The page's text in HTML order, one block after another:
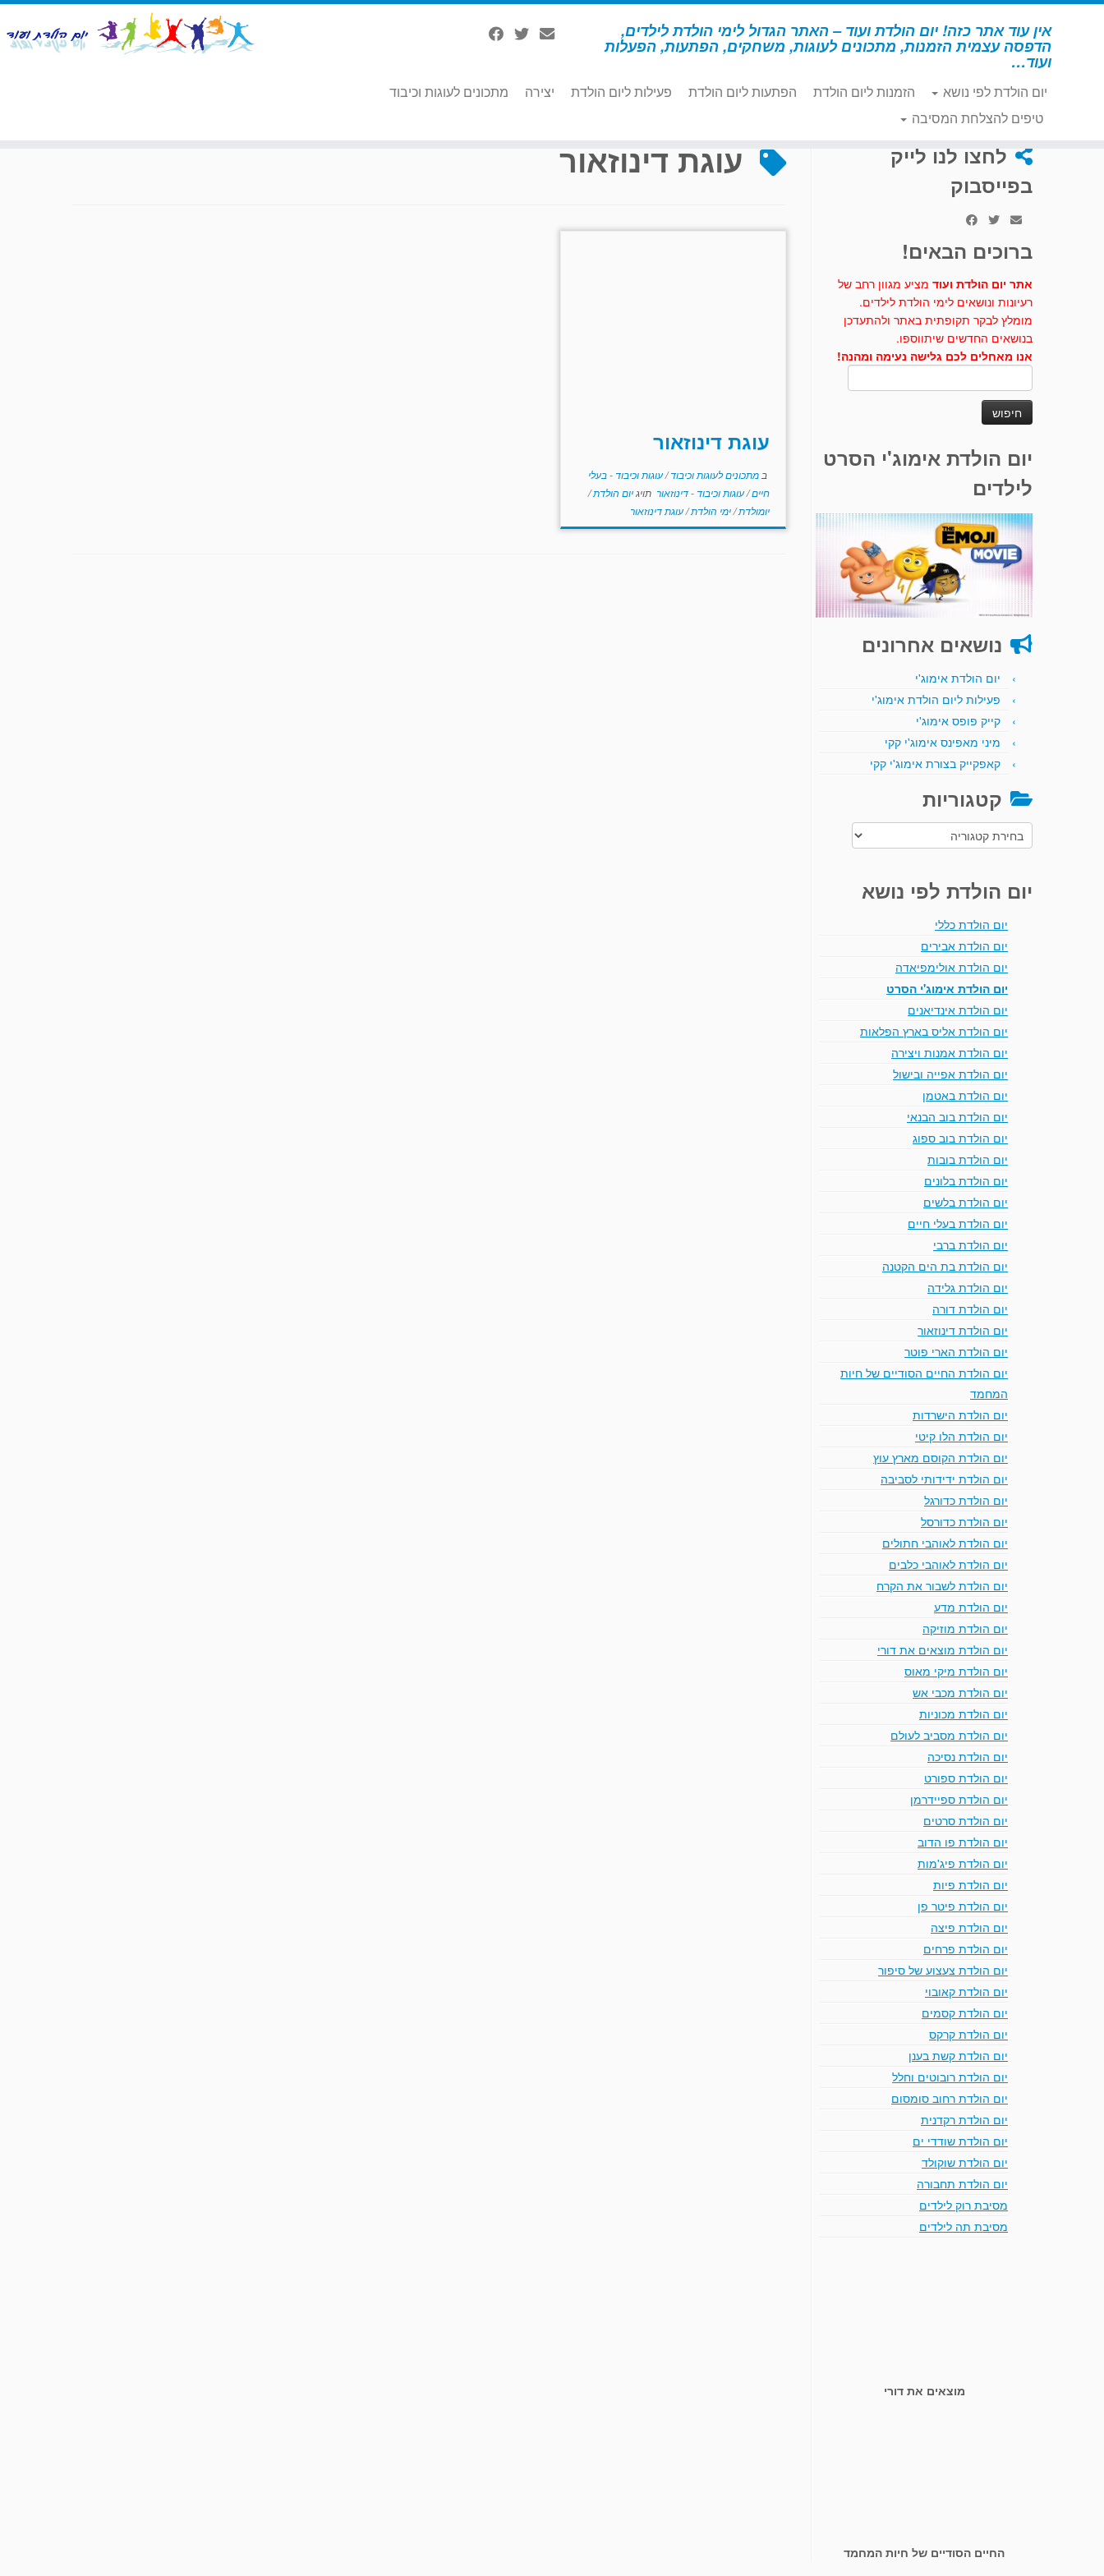
דלג
אין עוד אתר כזה! יום הולדת ועוד – האתר הגדול לימי הולדת לילדים,
הדפסה עצמית הזמנות, מתכונים לעוגות, משחקים, הפתעות, הפעלות
ועוד…
יום הולדת לפי נושא הזמנות ליום הולדת הפתעות ליום הולדת פעילות ליום הולדת יצירה
מתכונים לעוגות וכיבוד
טיפים להצלחת המסיבה
דף הבית » עוגת דינוזאור
לחצו לנו לייק
בפייסבוק
ברוכים הבאים!
אתר יום הולדת ועוד מציע מגוון רחב של
רעיונות ונושאים לימי הולדת לילדים.
מומלץ לבקר תקופתית באתר ולהתעדכן
בנושאים החדשים שיתווספו.
אנו מאחלים לכם גלישה נעימה ומהנה!
יום הולדת אימוג'י הסרט
לילדים
נושאים אחרונים
יום הולדת אימוג'י
פעילות ליום הולדת אימוג'י
קייק פופס אימוג'י
מיני מאפינס אימוג'י קקי
קאפקייק בצורת אימוג'י קקי
קטגוריות
קטגוריות
יום הולדת לפי נושא
יום הולדת כללי
יום הולדת אבירים
יום הולדת אולימפיאדה
יום הולדת אימוג'י הסרט
יום הולדת אינדיאנים
יום הולדת אליס בארץ הפלאות
יום הולדת אמנות ויצירה
יום הולדת אפייה ובישול
יום הולדת באטמן
יום הולדת בוב הבנאי
יום הולדת בוב ספוג
יום הולדת בובות
יום הולדת בלונים
יום הולדת בלשים
יום הולדת בעלי חיים
יום הולדת ברבי
יום הולדת בת הים הקטנה
יום הולדת גלידה
יום הולדת דורה
יום הולדת דינוזאור
יום הולדת הארי פוטר
יום הולדת החיים הסודיים של חיות
המחמד
יום הולדת הישרדות
יום הולדת הלו קיטי
יום הולדת הקוסם מארץ עוץ
יום הולדת ידידותי לסביבה
יום הולדת כדורגל
יום הולדת כדורסל
יום הולדת לאוהבי חתולים
יום הולדת לאוהבי כלבים
יום הולדת לשבור את הקרח
יום הולדת מדע
יום הולדת מוזיקה
יום הולדת מוצאים את דורי
יום הולדת מיקי מאוס
יום הולדת מכבי אש
יום הולדת מכוניות
יום הולדת מסביב לעולם
יום הולדת נסיכה
יום הולדת ספורט
יום הולדת ספיידרמן
יום הולדת סרטים
יום הולדת פו הדוב
יום הולדת פיג'מות
יום הולדת פיות
יום הולדת פיטר פן
יום הולדת פיצה
יום הולדת פרחים
יום הולדת צעצוע של סיפור
יום הולדת קאובוי
יום הולדת קסמים
יום הולדת קרקס
יום הולדת קשת בענן
יום הולדת רובוטים וחלל
יום הולדת רחוב סומסום
יום הולדת רקדנית
יום הולדת שודדי ים
יום הולדת שוקולד
יום הולדת תחבורה
מסיבת רוק לילדים
מסיבת תה לילדים
מוצאים את דורי
החיים הסודיים של חיות המחמד
עוגת דינוזאור
עוגת דינוזאור
במתכונים לעוגות וכיבוד/עוגות וכיבוד - בעלי
חיים/עוגות וכיבוד - דינוזאור תויגיום הולדת/
יומולדת/ימי הולדת/עוגת דינוזאור